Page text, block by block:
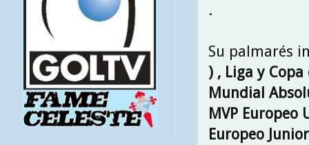
.
Su palmarés
) , Liga y
Mundial
MVP Europeo
Europeo